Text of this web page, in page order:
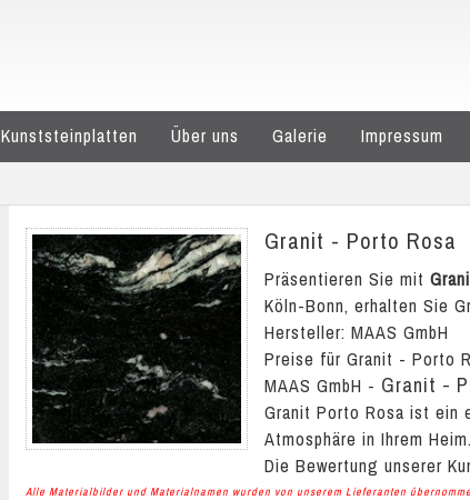
Kunststeinplatten Über uns Galerie Impressum
Granit - Porto Rosa
Präsentieren Sie mit
Köln-Bonn, erhalten Sie
Hersteller: MAAS GmbH
Preise für Granit - Porto
MAAS GmbH - Granit -
Granit Porto Rosa ist ein
Atmosphäre in Ihrem Heim.
Die Bewertung unserer
Alle Materialbilder und Materialnamen wurden von unserem Lieferanten